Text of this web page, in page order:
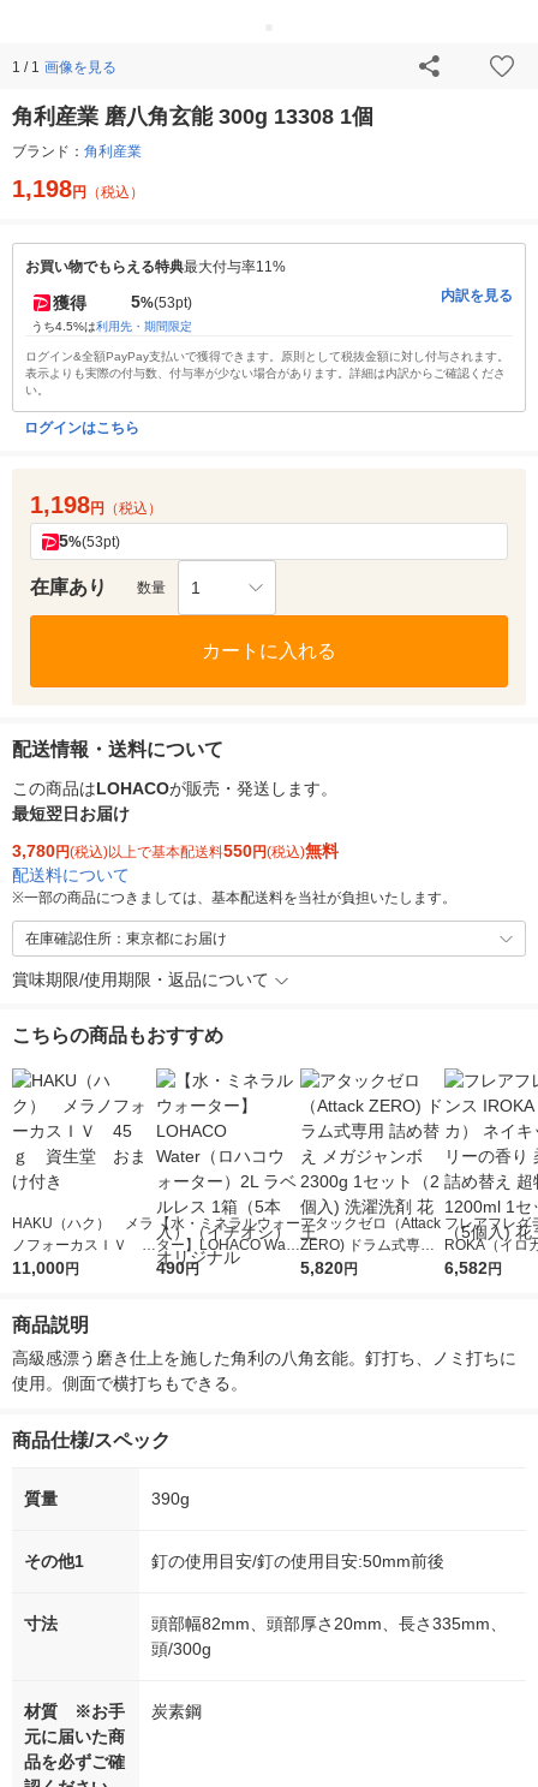
1 / 1 画像を見る
角利産業 磨八角玄能 300g 13308 1個
ブランド： 角利産業
1,198円 （税込）
お買い物でもらえる特典最大付与率11%
獲得 5%(53pt)
うち4.5%は利用先・期間限定
内訳を見る
ログイン&全額PayPay支払いで獲得できます。原則として税抜金額に対し付与されます。
表示よりも実際の付与数、付与率が少ない場合があります。詳細は内訳からご確認くださ
い。
ログインはこちら
1,198円 （税込）
5%(53pt)
在庫あり 数量 1
カートに入れる
配送情報・送料について
この商品はLOHACOが販売・発送します。
最短翌日お届け
3,780円(税込)以上で基本配送料550円(税込)無料
配送料について
※一部の商品につきましては、基本配送料を当社が負担いたします。
在庫確認住所：東京都にお届け
賞味期限/使用期限・返品について
こちらの商品もおすすめ
HAKU（ハク） メラ
ノフォーカスＩＶ 4
5ｇ 資生堂 おまけ
11,000円
【水・ミネラルウォー
ター】LOHACO Wate
r（ロハコウォータ
490円
アタックゼロ（Attack
ZERO) ドラム式専用
詰め替え メガジャン
5,820円
フレアフレグ
ROKA（イロ
イキッドリリ
6,582円
商品説明
高級感漂う磨き仕上を施した角利の八角玄能。釘打ち、ノミ打ちに
使用。側面で横打ちもできる。
商品仕様/スペック
質量 390g
その他1 釘の使用目安/釘の使用目安:50mm前後
寸法
頭部幅82mm、頭部厚さ20mm、長さ335mm、
頭/300g
材質 ※お手
元に届いた商
品を必ずご確
炭素鋼